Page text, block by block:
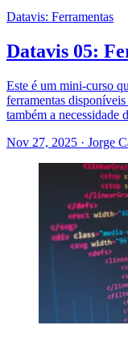
Datavis: Ferramentas
Datavis 05:
Este é um mini-curso
ferramentas
também a necessidade
Nov 27, 2025 · Jorge